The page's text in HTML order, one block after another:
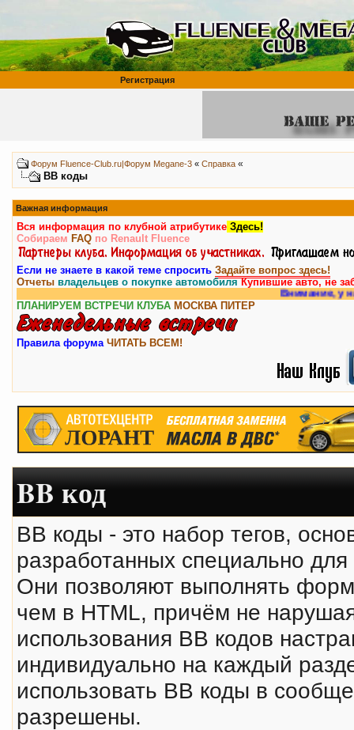
Регистрация
Форум Fluence-Club.ru|Форум Megane-3 « Справка «
BB коды
Важная информация
Вся информация по клубной атрибутике Здесь!
Собираем FAQ по Renault Fluence
Если не знаете в какой теме спросить Задайте вопрос здесь!
Отчеты владельцев о покупке автомобиляКупившие авто, не
Внимание, у нас есть
ПЛАНИРУЕМ ВСТРЕЧИ КЛУБА МОСКВА ПИТЕР
Правила форума ЧИТАТЬ ВСЕМ!
BB код
BB коды - это набор тегов,
разработанных специально
Они позволяют выполнять
чем в HTML, причём не
использования BB кодов
индивидуально на каждый
использовать BB коды в
разрешены.